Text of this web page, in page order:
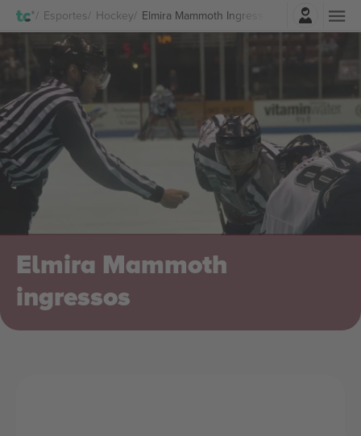
Esportes Hockey Elmira Mammoth Ingressos
Entrar
Elmira Mammoth
ingressos